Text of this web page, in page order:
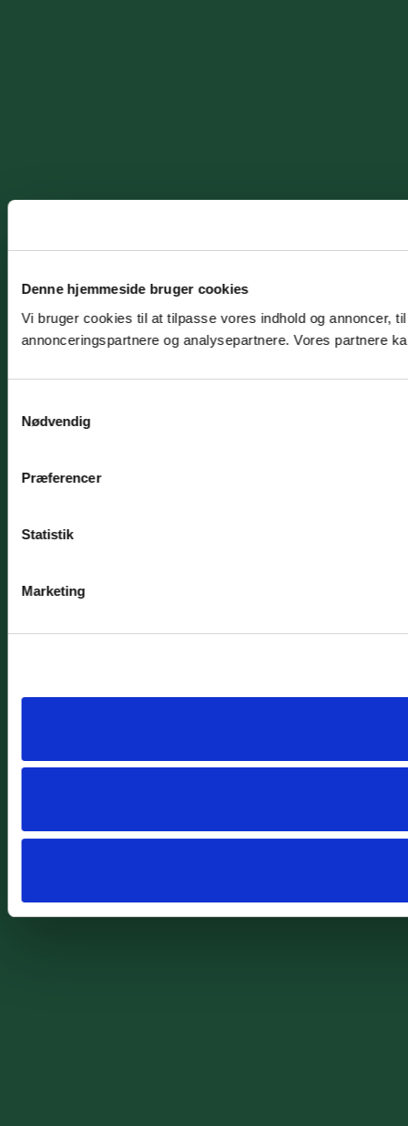
Denne hjemmeside bruger cookies
Vi bruger cookies til at tilpasse vores indhold og annoncer,
annonceringspartnere og analysepartnere. Vores partnere
Nødvendig
Præferencer
Statistik
Marketing